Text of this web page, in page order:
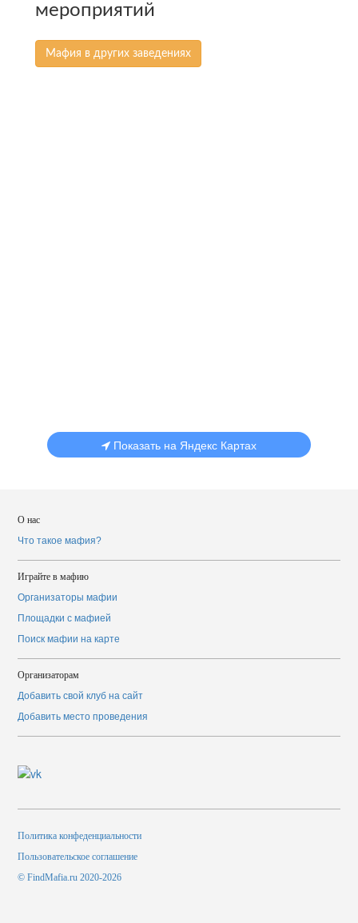
мероприятий
Мафия в других заведениях
Показать на Яндекс Картах
О нас
Что такое мафия?
Играйте в мафию
Организаторы мафии
Площадки с мафией
Поиск мафии на карте
Организаторам
Добавить свой клуб на сайт
Добавить место проведения
Политика конфеденциальности
Пользовательское соглашение
© FindMafia.ru 2020-2026